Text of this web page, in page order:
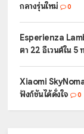
กลางรุ่นใหม่
0
Esperienza
ตา 22 อีเวนต์ใน
Xiaomi
ฟังก์ชันได้ดั่งใจ
0